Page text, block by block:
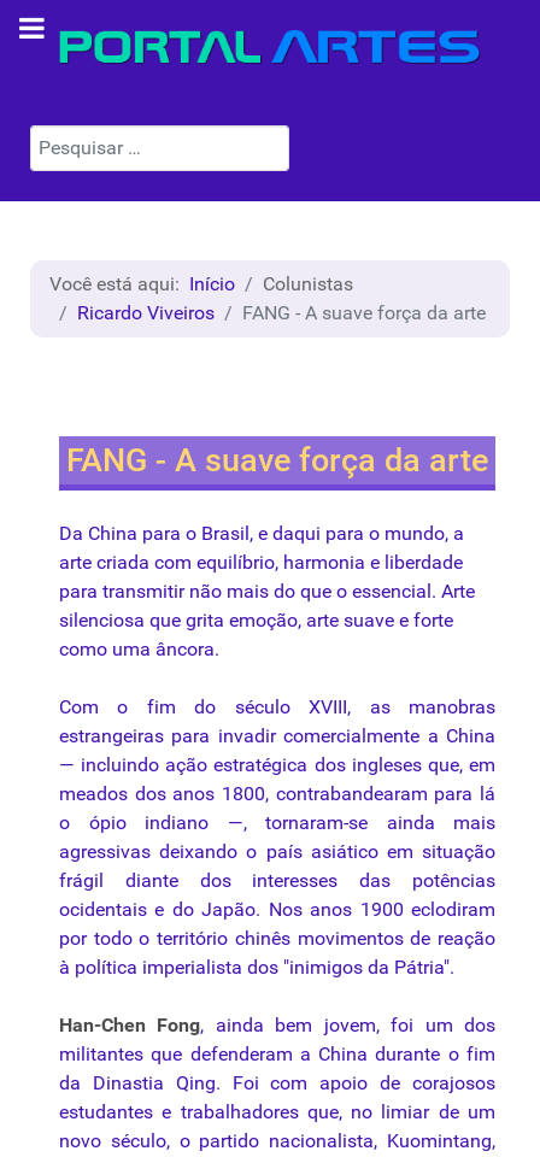
Pesquisar
Você está aqui: Início
Colunistas
Ricardo Viveiros
FANG - A suave força da arte
FANG - A suave força da arte
Da China para o Brasil, e daqui para o mundo, a
arte criada com equilíbrio, harmonia e liberdade
para transmitir não mais do que o essencial. Arte
silenciosa que grita emoção, arte suave e forte
como uma âncora.
Com o fim do século XVIII, as manobras
estrangeiras para invadir comercialmente a China
— incluindo ação estratégica dos ingleses que, em
meados dos anos 1800, contrabandearam para lá
o ópio indiano —, tornaram-se ainda mais
agressivas deixando o país asiático em situação
frágil diante dos interesses das potências
ocidentais e do Japão. Nos anos 1900 eclodiram
por todo o território chinês movimentosde reação
à política imperialista dos "inimigos da Pátria".
Han-Chen Fong, ainda bem jovem, foi um dos
militantes que defenderam a China durante o fim
da Dinastia Qing. Foi com apoio de corajosos
estudantes e trabalhadores que, no limiar de um
novo século, o partido nacionalista, Kuomintang,